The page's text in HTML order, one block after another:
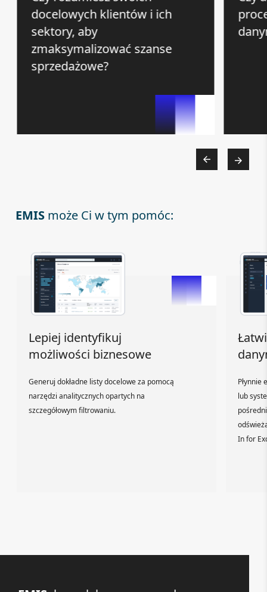
docelowych klientów i ich
sektory, aby
zmaksymalizować szanse
sprzedażowe?
EMIS może Ci w tym pomóc:
Lepiej identyfikuj
możliwości biznesowe
Generuj dokładne listy docelowe za pomocą
narzędzi analitycznych opartych na
szczegółowym filtrowaniu.
Płynnie
lub
In for